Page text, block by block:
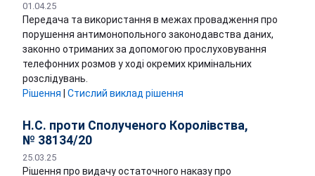
01.04.25
Передача та використання в межах провадження про
порушення антимонопольного законодавства даних,
законно отриманих за допомогою прослуховування
телефонних розмов у ході окремих кримінальних
розслідувань.
Рішення
Стислий виклад рішення
Н.С. проти Сполученого Королівства,
№ 38134/20
25.03.25
Рішення про видачу остаточного наказу про